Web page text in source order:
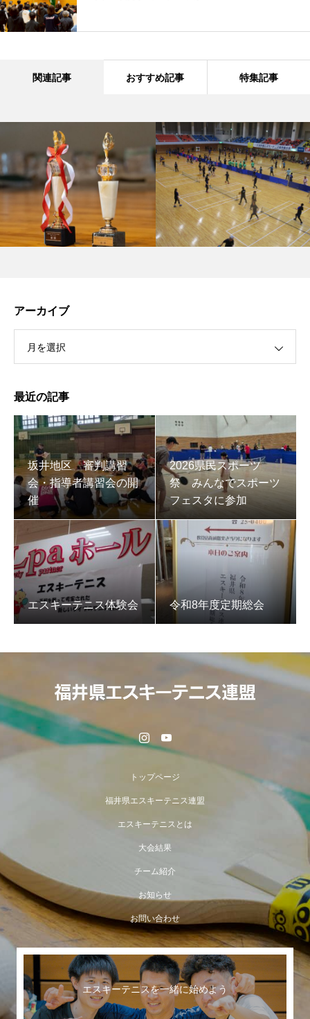
関連記事 おすすめ記事 特集記事
アーカイブ
月を選択
最近の記事
坂井地区 審判講習
会・指導者講習会の開
催
2026県民スポーツ
祭 みんなでスポーツ
フェスタに参加
エスキーテニス体験会 令和8年度定期総会
トップページ
福井県エスキーテニス連盟
エスキーテニスとは
大会結果
チーム紹介
お知らせ
お問い合わせ
エスキーテニスを一緒に始めよう